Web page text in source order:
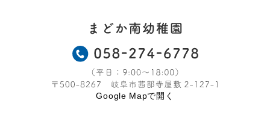
Google Mapで開く